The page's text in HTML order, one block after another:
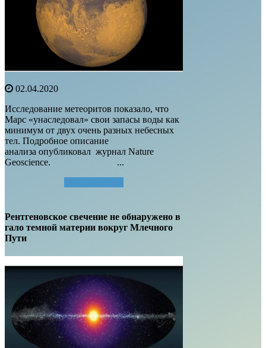
02.04.2020
Исследование метеоритов показало, что
Марс «унаследовал» свои запасы воды как
минимум от двух очень разных небесных
тел. Подробное описание
анализа опубликовал журнал Nature
Geoscience. ...
Рентгеновское свечение не обнаружено в
гало темной материи вокруг Млечного
Пути